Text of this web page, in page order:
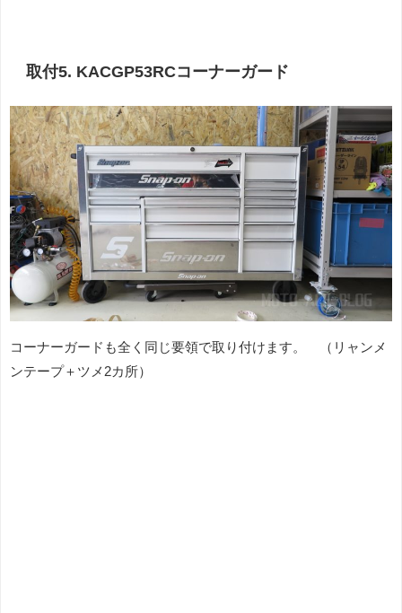
取付5. KACGP53RCコーナーガード
コーナーガードも全く同じ要領で取り付けます。 （リャンメ
ンテープ＋ツメ2カ所）